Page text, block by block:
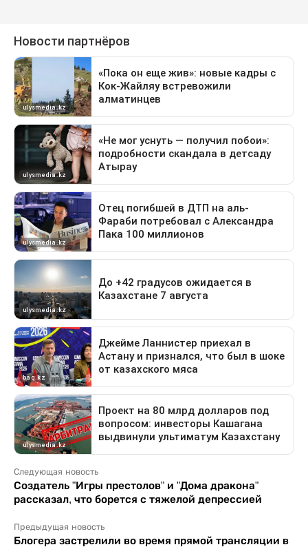
Следующая новость
Создатель "Игры престолов" и "Дома дракона"
рассказал, что борется с тяжелой депрессией
Предыдущая новость
Блогера застрелили во время прямой трансляции в